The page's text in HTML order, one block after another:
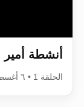
أنشطة أمير
الحلقة 1 • ٦ أغسطس ٢٠٢٦